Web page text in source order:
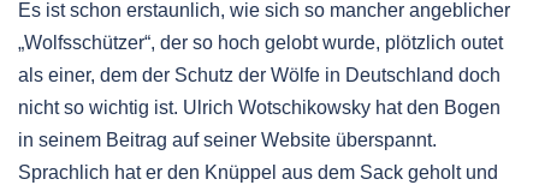
Es ist schon erstaunlich, wie sich so mancher angeblicher
„Wolfsschützer“, der so hoch gelobt wurde, plötzlich outet
als einer, dem der Schutz der Wölfe in Deutschland doch
nicht so wichtig ist. Ulrich Wotschikowsky hat den Bogen
in seinem Beitrag auf seiner Website überspannt.
Sprachlich hat er den Knüppel aus dem Sack geholt und